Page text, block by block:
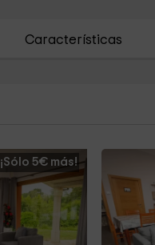
Características
¡Sólo 5€ más!